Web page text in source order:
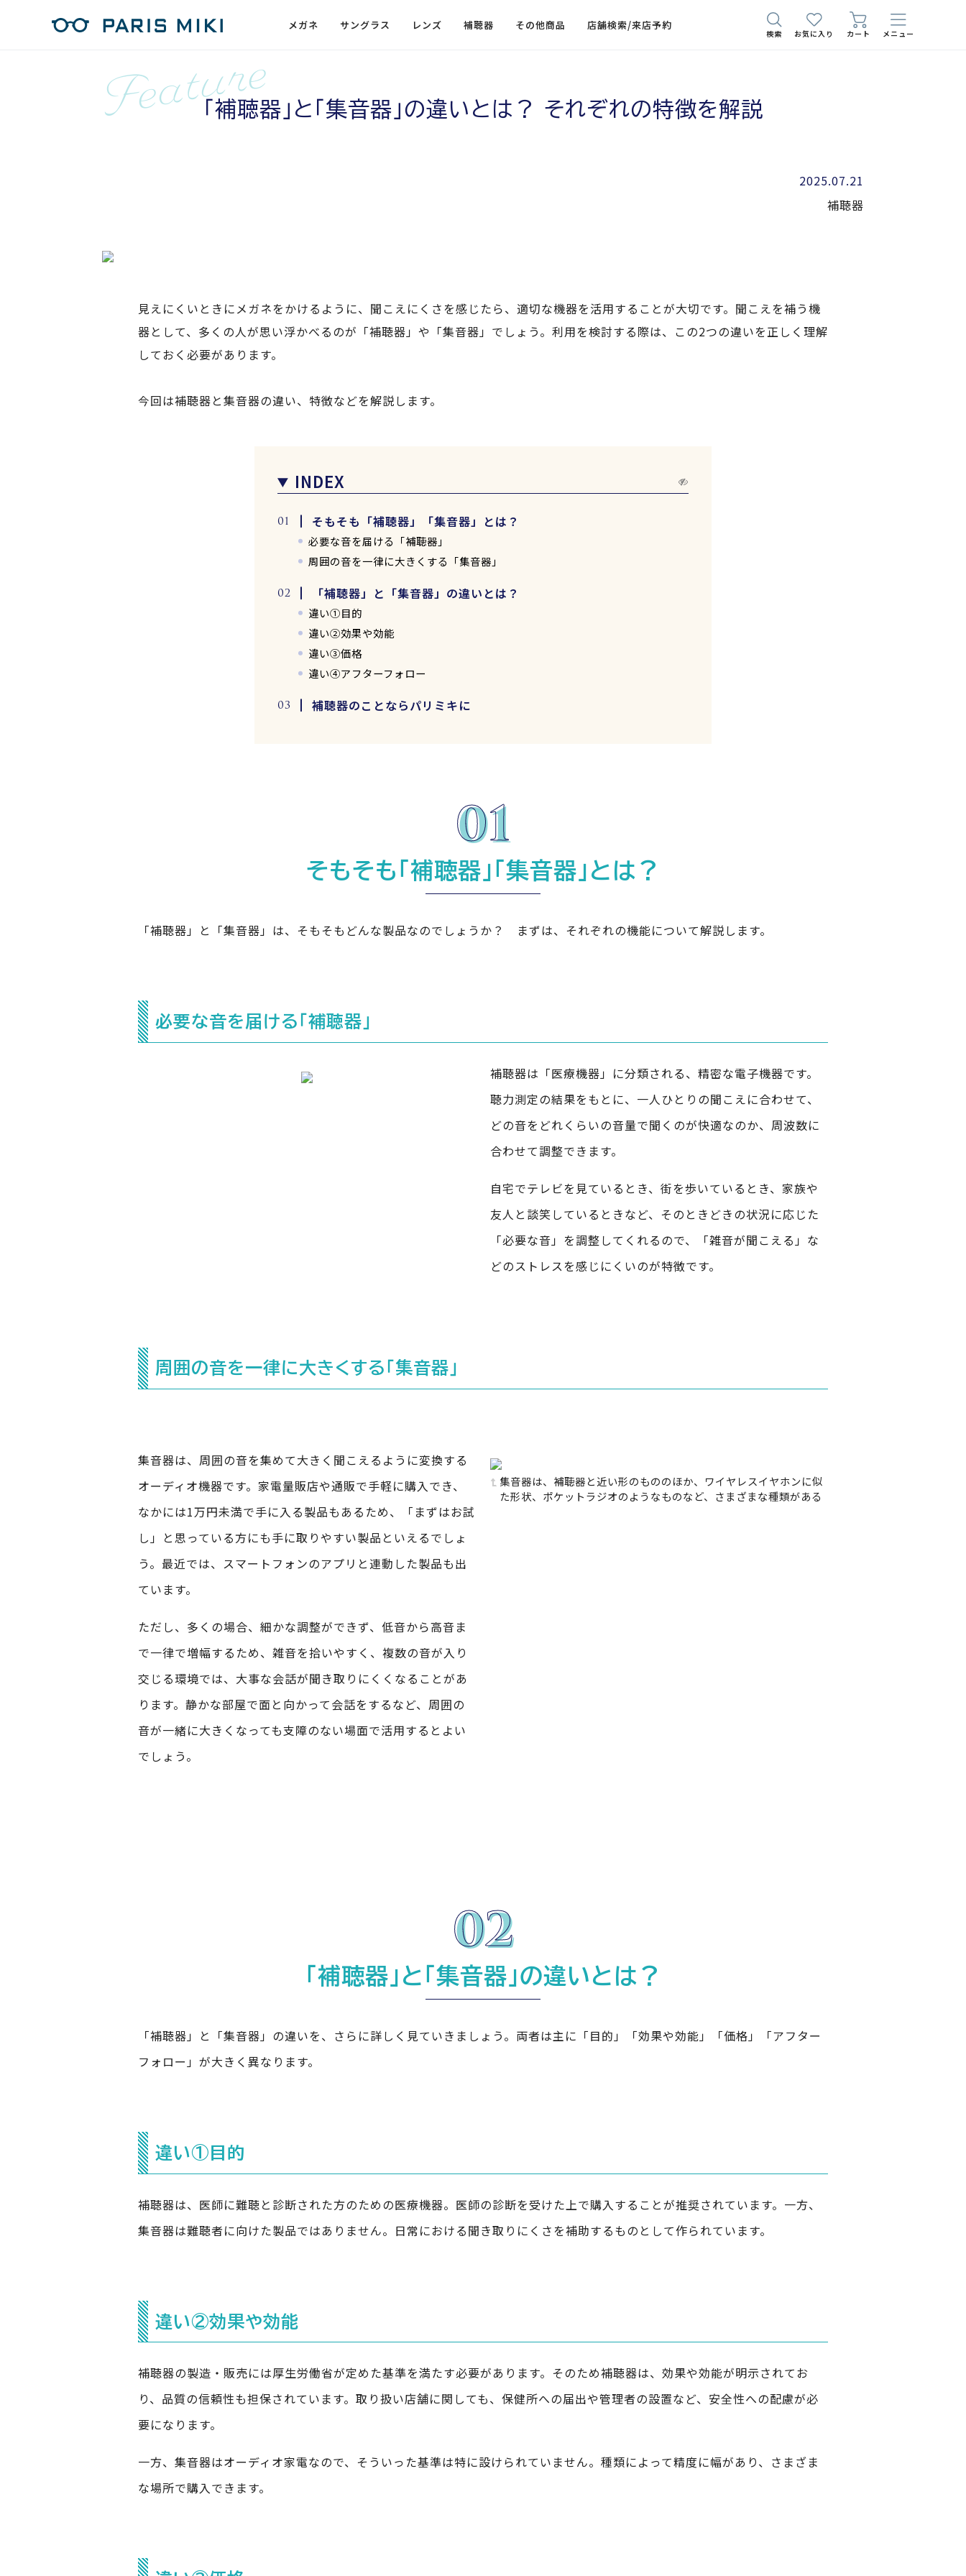
メガネ サングラス レンズ 補聴器 その他商品 店舗検索/来店予約
検索 お気に入り カート メニュー
「補聴器」と「集音器」の違いとは？ それぞれの特徴を解説
2025.07.21
補聴器
見えにくいときにメガネをかけるように、聞こえにくさを感じたら、適切な機器を活用することが大切です。聞こえを補う機
器として、多くの人が思い浮かべるのが「補聴器」や「集音器」でしょう。利用を検討する際は、この2つの違いを正しく理解
しておく必要があります。
今回は補聴器と集音器の違い、特徴などを解説します。
INDEX
そもそも「補聴器」「集音器」とは？
必要な音を届ける「補聴器」
周囲の音を一律に大きくする「集音器」
「補聴器」と「集音器」の違いとは？
違い①目的
違い②効果や効能
違い③価格
違い④アフターフォロー
補聴器のことならパリミキに
そもそも「補聴器」「集音器」とは？
「補聴器」と「集音器」は、そもそもどんな製品なのでしょうか？ まずは、それぞれの機能について解説します。
必要な音を届ける「補聴器」
補聴器は「医療機器」に分類される、精密な電子機器です。
聴力測定の結果をもとに、一人ひとりの聞こえに合わせて、
どの音をどれくらいの音量で聞くのが快適なのか、周波数に
合わせて調整できます。
自宅でテレビを見ているとき、街を歩いているとき、家族や
友人と談笑しているときなど、そのときどきの状況に応じた
「必要な音」を調整してくれるので、「雑音が聞こえる」な
どのストレスを感じにくいのが特徴です。
周囲の音を一律に大きくする「集音器」
集音器は、補聴器と近い形のもののほか、ワイヤレスイヤホンに似
た形状、ポケットラジオのようなものなど、さまざまな種類がある
集音器は、周囲の音を集めて大きく聞こえるように変換する
オーディオ機器です。家電量販店や通販で手軽に購入でき、
なかには1万円未満で手に入る製品もあるため、「まずはお試
し」と思っている方にも手に取りやすい製品といえるでしょ
う。最近では、スマートフォンのアプリと連動した製品も出
ています。
ただし、多くの場合、細かな調整ができず、低音から高音ま
で一律で増幅するため、雑音を拾いやすく、複数の音が入り
交じる環境では、大事な会話が聞き取りにくくなることがあ
ります。静かな部屋で面と向かって会話をするなど、周囲の
音が一緒に大きくなっても支障のない場面で活用するとよい
でしょう。
「補聴器」と「集音器」の違いとは？
「補聴器」と「集音器」の違いを、さらに詳しく見ていきましょう。両者は主に「目的」「効果や効能」「価格」「アフター
フォロー」が大きく異なります。
違い①目的
補聴器は、医師に難聴と診断された方のための医療機器。医師の診断を受けた上で購入することが推奨されています。一方、
集音器は難聴者に向けた製品ではありません。日常における聞き取りにくさを補助するものとして作られています。
違い②効果や効能
補聴器の製造・販売には厚生労働省が定めた基準を満たす必要があります。そのため補聴器は、効果や効能が明示されてお
り、品質の信頼性も担保されています。取り扱い店舗に関しても、保健所への届出や管理者の設置など、安全性への配慮が必
要になります。
一方、集音器はオーディオ家電なので、そういった基準は特に設けられていません。種類によって精度に幅があり、さまざま
な場所で購入できます。